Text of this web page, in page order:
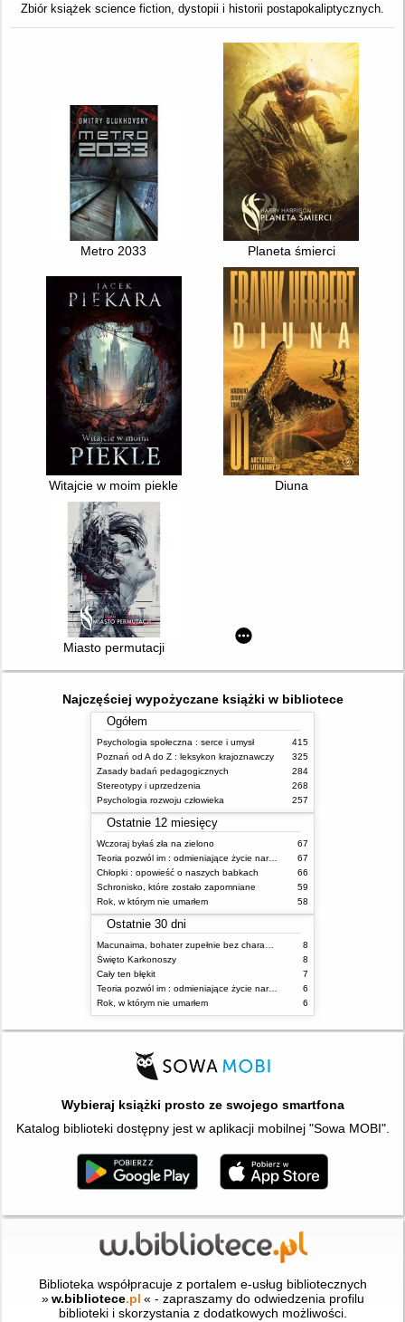
Zbiór książek science fiction, dystopii i historii postapokaliptycznych.
Metro 2033 Planeta śmierci
Witajcie w moim piekle Diuna
Miasto permutacji
Najczęściej wypożyczane książki w bibliotece
Ogółem
Psychologia społeczna : serce i umysł
415
Poznań od A do Z : leksykon krajoznawczy
325
Zasady badań pedagogicznych
284
Stereotypy i uprzedzenia
268
Psychologia rozwoju człowieka
257
Ostatnie 12 miesięcy
Wczoraj byłaś zła na zielono
67
Teoria pozwól im : odmieniające życie narzędzie, o którym mówią miliony ludzi
67
Chłopki : opowieść o naszych babkach
66
Schronisko, które zostało zapomniane
59
Rok, w którym nie umarłem
58
Ostatnie 30 dni
8
Święto Karkonoszy
8
Cały ten błękit
7
Teoria pozwól im : odmieniające życie narzędzie, o którym mówią miliony ludzi
6
Rok, w którym nie umarłem
6
Wybieraj książki prosto ze swojego smartfona
Katalog biblioteki dostępny jest w aplikacji mobilnej "Sowa MOBI".
Biblioteka współpracuje z portalem e-usług bibliotecznych
» w.bibliotece.pl « - zapraszamy do odwiedzenia profilu
biblioteki i skorzystania z dodatkowych możliwości.